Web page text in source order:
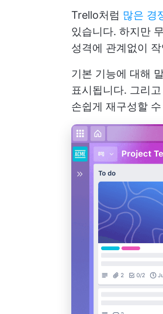
Trello처럼 많은 경
있습니다. 하지만
성격에 관계없이
기본 기능에 대해
표시됩니다. 그리
손쉽게 재구성할 수